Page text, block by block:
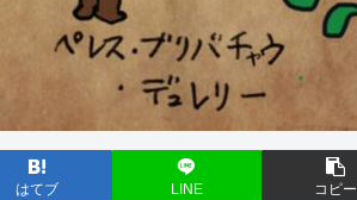
はてブ LINE コピー